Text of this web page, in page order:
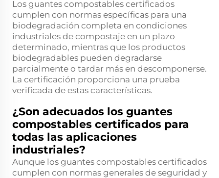
Los guantes compostables certificados
cumplen con normas específicas para una
biodegradación completa en condiciones
industriales de compostaje en un plazo
determinado, mientras que los productos
biodegradables pueden degradarse
parcialmente o tardar más en descomponerse.
La certificación proporciona una prueba
verificada de estas características.
¿Son adecuados los guantes
compostables certificados para
todas las aplicaciones
industriales?
Aunque los guantes compostables certificados
cumplen con normas generales de seguridad y